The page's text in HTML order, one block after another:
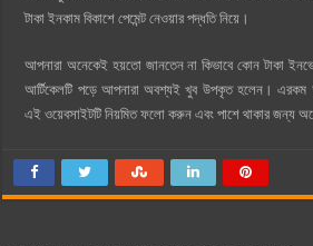
টাকা ইনকাম বিকাশে পেমেন্ট নেওয়ার পদ্ধতি নিয়ে।
আপনারা অনেকেই হয়তো জানতেন না কিভাবে কোন টাকা
আর্টিকেলটি পড়ে আপনারা অবশ্যই খুব উপকৃত হলেন। এরকম
এই ওয়েবসাইটটি নিয়মিত ফলো করুন এবং পাশে থাকার জন্য